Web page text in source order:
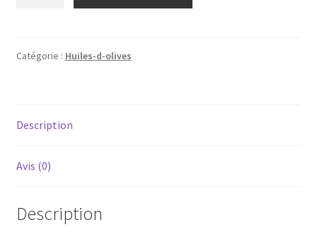
bouteilles
Sevillanca-
-
Catégorie : Huiles-d-olives
Description
Avis (0)
Description